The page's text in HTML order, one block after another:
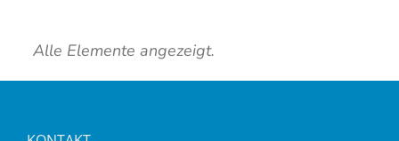
Alle Elemente angezeigt.